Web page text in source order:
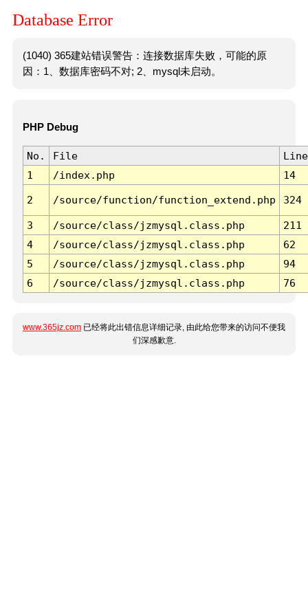
Database Error
(1040) 365建站错误警告：连接数据库失败，可能的原
因：1、数据库密码不对; 2、mysql未启动。
PHP Debug
No. File
Line
1
/index.php 14
2 /source/function/function_extend.php 324
3 /source/class/jzmysql.class.php
211
4
/source/class/jzmysql.class.php
62
5
/source/class/jzmysql.class.php
94
6
/source/class/jzmysql.class.php 76
www.365jz.com 已经将此出错信息详细记录, 由此给您带来的访问不便我
们深感歉意.